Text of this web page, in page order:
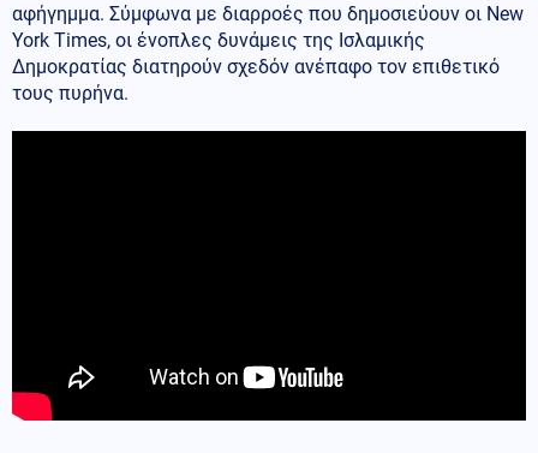
αφήγημμα. Σύμφωνα με διαρροές που δημοσιεύουν οι New
York Times, οι ένοπλες δυνάμεις της Ισλαμικής
Δημοκρατίας διατηρούν σχεδόν ανέπαφο τον επιθετικό
τους πυρήνα.